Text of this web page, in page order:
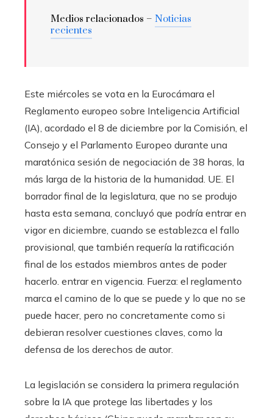
Medios relacionados – Noticias
recientes
Este miércoles se vota en la Eurocámara el
Reglamento europeo sobre Inteligencia Artificial
(IA), acordado el 8 de diciembre por la Comisión, el
Consejo y el Parlamento Europeo durante una
maratónica sesión de negociación de 38 horas, la
más larga de la historia de la humanidad. UE. El
borrador final de la legislatura, que no se produjo
hasta esta semana, concluyó que podría entrar en
vigor en diciembre, cuando se establezca el fallo
provisional, que también requería la ratificación
final de los estados miembros antes de poder
hacerlo. entrar en vigencia. Fuerza: el reglamento
marca el camino de lo que se puede y lo que no se
puede hacer, pero no concretamente como si
debieran resolver cuestiones claves, como la
defensa de los derechos de autor.
La legislación se considera la primera regulación
sobre la IA que protege las libertades y los